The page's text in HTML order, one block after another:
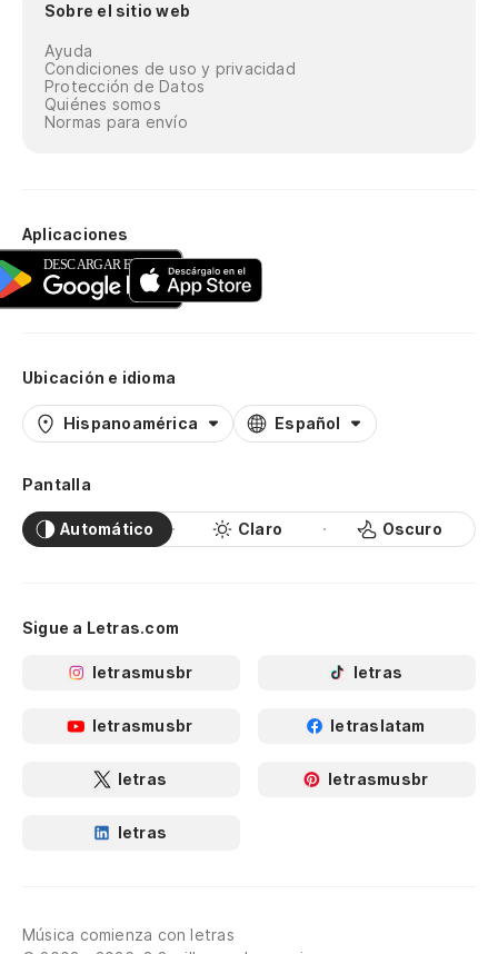
Sobre el sitio web
Ayuda
Condiciones de uso y privacidad
Protección de Datos
Quiénes somos
Normas para envío
Aplicaciones
Ubicación e idioma
Hispanoamérica Español
Pantalla
Automático Claro Oscuro
Sigue a Letras.com
letrasmusbr letras
letrasmusbr letraslatam
letras letrasmusbr
letras
Música comienza con letras